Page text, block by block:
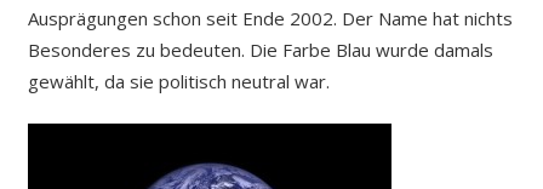
Ausprägungen schon seit Ende 2002. Der Name hat nichts
Besonderes zu bedeuten. Die Farbe Blau wurde damals
gewählt, da sie politisch neutral war.